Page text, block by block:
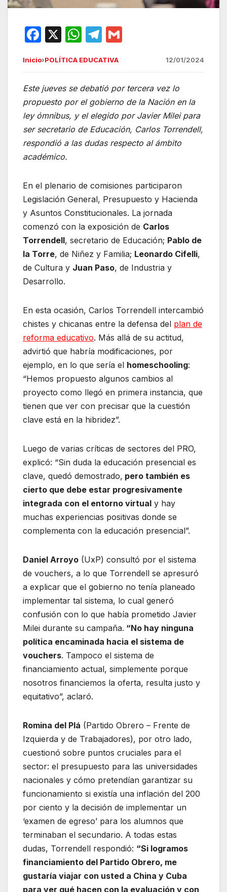
F
c
e
b
o
o
k
X
W
at
s
A
p
p
T
e
gr
a
m
ail
Inicio›POLÍTICA EDUCATIVA 12/01/2024
Este jueves se debatió por tercera vez lo
propuesto por el gobierno de la Nación en la
ley ómnibus, y el elegido por Javier Milei para
ser secretario de Educación, Carlos Torrendell,
respondió a las dudas respecto al ámbito
académico.
En el plenario de comisiones participaron
Legislación General, Presupuesto y Hacienda
y Asuntos Constitucionales. La jornada
comenzó con la exposición de Carlos
Torrendell, secretario de Educación; Pablo de
la Torre, de Niñez y Familia; Leonardo Cifelli,
de Cultura y Juan Paso, de Industria y
Desarrollo.
En esta ocasión, Carlos Torrendell intercambió
chistes y chicanas entre la defensa del plan de
reforma educativo. Más allá de su actitud,
advirtió que habría modificaciones, por
ejemplo, en lo que sería el homeschooling:
“Hemos propuesto algunos cambios al
proyecto como llegó en primera instancia, que
tienen que ver con precisar que la cuestión
clave está en la hibridez”.
Luego de varias críticas de sectores del PRO,
explicó: “Sin duda la educación presencial es
clave, quedó demostrado, pero también es
cierto que debe estar progresivamente
integrada con el entorno virtual y hay
muchas experiencias positivas donde se
complementa con la educación presencial”.
Daniel Arroyo (UxP) consultó por el sistema
de vouchers, a lo que Torrendell se apresuró
a explicar que el gobierno no tenía planeado
implementar tal sistema, lo cual generó
confusión con lo que había prometido Javier
Milei durante su campaña. “No hay ninguna
política encaminada hacia el sistema de
vouchers. Tampoco el sistema de
financiamiento actual, simplemente porque
nosotros financiemos la oferta, resulta justo y
equitativo”, aclaró.
Romina del Plá (Partido Obrero – Frente de
Izquierda y de Trabajadores), por otro lado,
cuestionó sobre puntos cruciales para el
sector: el presupuesto para las universidades
nacionales y cómo pretendían garantizar su
funcionamiento si existía una inflación del 200
por ciento y la decisión de implementar un
‘examen de egreso’ para los alumnos que
terminaban el secundario. A todas estas
dudas, Torrendell respondió: “Si logramos
financiamiento del Partido Obrero, me
gustaría viajar con usted a China y Cuba
para ver qué hacen con la evaluación y con